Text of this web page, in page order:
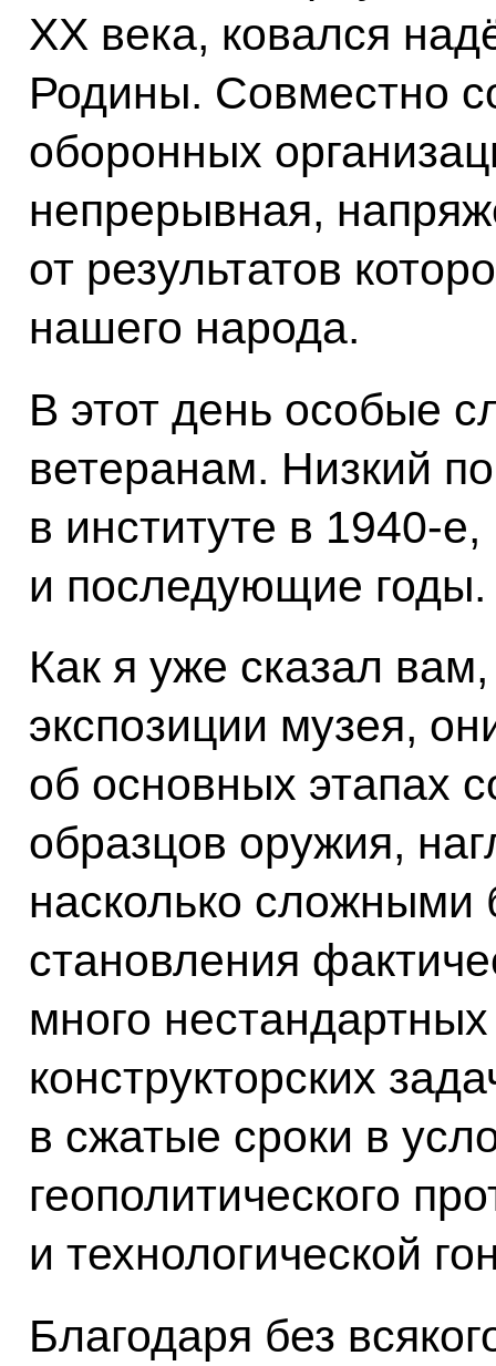
ХХ века, ковался
Родины. Совместно
оборонных
непрерывная,
от результатов
нашего народа.
В этот день особые
ветеранам. Низкий
в институте в 1940-
и последующие
Как я уже сказал
экспозиции музея,
об основных этапах
образцов оружия,
насколько
становления
много
конструкторских
в сжатые сроки в
геополитического
и технологической
Благодаря без